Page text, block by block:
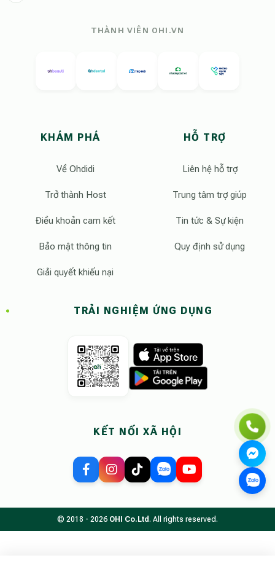
THÀNH VIÊN OHI.VN
KHÁM PHÁ
Về Ohdidi
Trở thành Host
Điều khoản cam kết
Bảo mật thông tin
Giải quyết khiếu nại
HỖ TRỢ
Liên hệ hỗ trợ
Trung tâm trợ giúp
Tin tức & Sự kiện
Quy định sử dụng
TRẢI NGHIỆM ỨNG DỤNG
KẾT NỐI XÃ HỘI
© 2018 - 2026 OHI Co.Ltd. All rights reserved.